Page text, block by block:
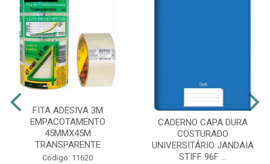
FITA ADESIVA 3M
EMPACOTAMENTO
45MMX45M
TRANSPARENTE
Código: 11620
CADERNO CAPA DURA
COSTURADO
UNIVERSITÁRIO JANDAIA
STIFF 96F ...